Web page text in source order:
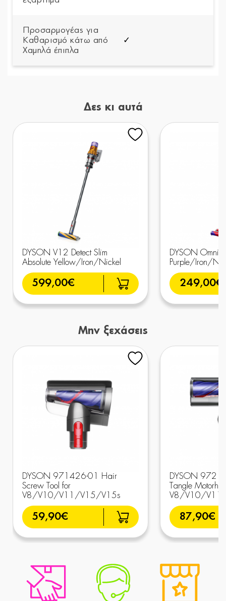
Προσαρμογέας για
Καθαρισμό κάτω από
Χαμηλά έπιπλα
✓
Δες κι αυτά
DYSON V12 Detect Slim
Absolute Yellow/Iron/Nickel
599,00€
DYSON Omni-
Purple/Iron/
249,00€
Μην ξεχάσεις
DYSON 971426-01 Hair
Screw Tool for
V8/V10/V11/V15/V15s
59,90€
DYSON
Tangle
V8/V10/V11
87,90€